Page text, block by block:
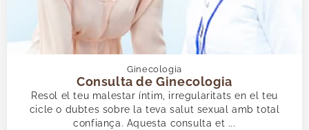
Ginecologia
Consulta de Ginecologia
Resol el teu malestar íntim, irregularitats en el teu
cicle o dubtes sobre la teva salut sexual amb total
confiança. Aquesta consulta et ...